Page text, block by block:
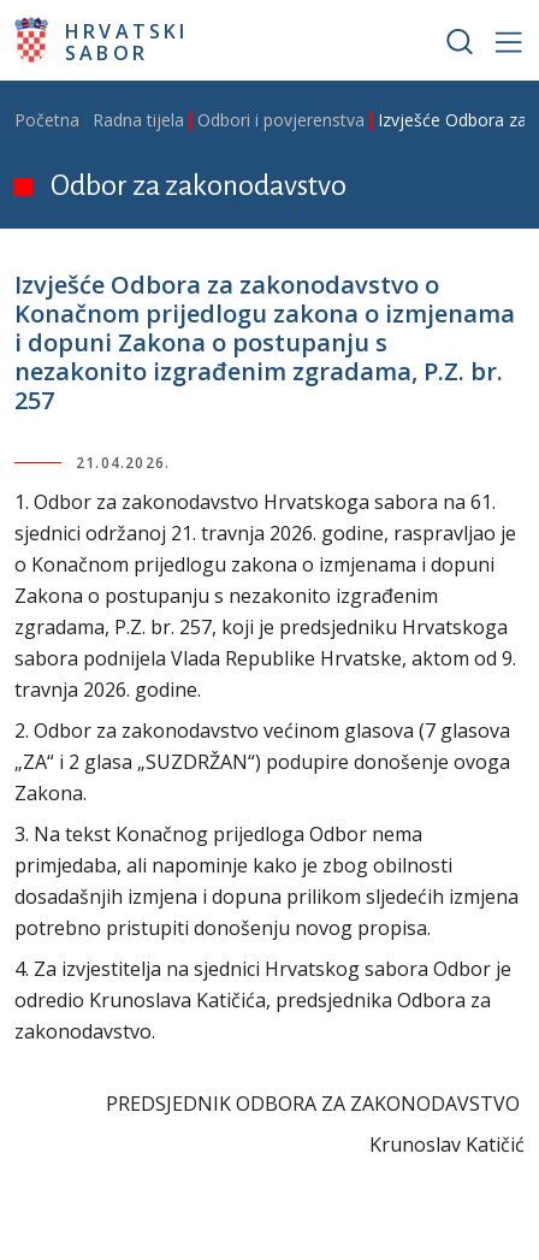
Skoči na glavni sadržaj
HRVATSKI
SABOR
Breadcrumb
Početna Radna tijela Odbori i povjerenstva Izvješće Odbora za
Odbor za zakonodavstvo
Izvješće Odbora za zakonodavstvo o
Konačnom prijedlogu zakona o izmjenama
i dopuni Zakona o postupanju s
nezakonito izgrađenim zgradama, P.Z. br.
257
21.04.2026.
1. Odbor za zakonodavstvo Hrvatskoga sabora na 61.
sjednici održanoj 21. travnja 2026. godine, raspravljao je
o Konačnom prijedlogu zakona o izmjenama i dopuni
Zakona o postupanju s nezakonito izgrađenim
zgradama, P.Z. br. 257, koji je predsjedniku Hrvatskoga
sabora podnijela Vlada Republike Hrvatske, aktom od 9.
travnja 2026. godine.
2. Odbor za zakonodavstvo većinom glasova (7 glasova
„ZA“ i 2 glasa „SUZDRŽAN“) podupire donošenje ovoga
Zakona.
3. Na tekst Konačnog prijedloga Odbor nema
primjedaba, ali napominje kako je zbog obilnosti
dosadašnjih izmjena i dopuna prilikom sljedećih izmjena
potrebno pristupiti donošenju novog propisa.
4. Za izvjestitelja na sjednici Hrvatskog sabora Odbor je
odredio Krunoslava Katičića, predsjednika Odbora za
zakonodavstvo.
PREDSJEDNIK ODBORA ZA ZAKONODAVSTVO
Krunoslav Katičić